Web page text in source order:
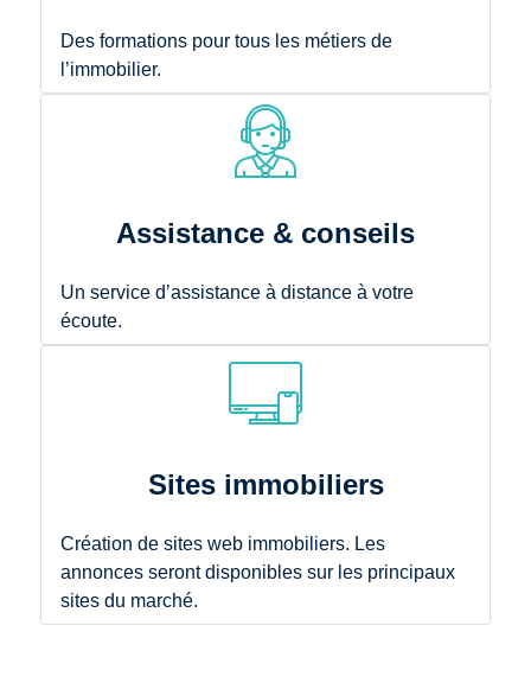
Des formations pour tous les métiers de
l’immobilier.
Assistance & conseils
Un service d’assistance à distance à votre
écoute.
Sites immobiliers
Création de sites web immobiliers. Les
annonces seront disponibles sur les principaux
sites du marché.